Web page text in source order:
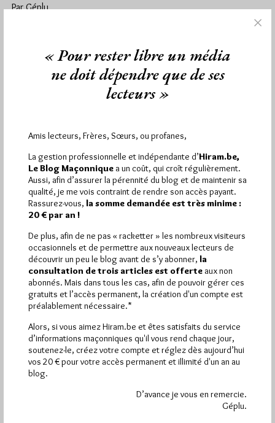
Par Géplu
Lu 322 fois
Alors que son opéra La Flûte enchantée est de nouveau joué à
l'Opéra Bastille, Le Bien Public nous apprend que…
Hier jeudi 6 août 2026, Hiram.be a reçu1 672 visites
2 608 pagesont été lues (Source : Pirsch.io)
Plus d’informations
Abonnement aux Newsletters - RSS
« Pour rester libre un média
ne doit dépendre que de ses
lecteurs »
Amis lecteurs, Frères, Sœurs, ou profanes,
La gestion professionnelle et indépendante d’Hiram.be,
Le Blog Maçonnique a un coût, qui croît régulièrement.
Aussi, afin d’assurer la pérennité du blog et de maintenir sa
qualité, je me vois contraint de rendre son accès payant.
Rassurez-vous, la somme demandée est très minime :
20 € par an !
De plus, afin de ne pas « racketter » les nombreux visiteurs
occasionnels et de permettre aux nouveaux lecteurs de
découvrir un peu le blog avant de s’y abonner, la
consultation de trois articles est offerte aux non
abonnés. Mais dans tous les cas, afin de pouvoir gérer ces
gratuits et l’accès permanent, la création d'un compte est
préalablement nécessaire.*
Alors, si vous aimez Hiram.be et êtes satisfaits du service
d’informations maçonniques qu'il vous rend chaque jour,
soutenez-le, créez votre compte et réglez dès aujourd’hui
vos 20 € pour votre accès permanent et illimité d'un an au
blog.
D’avance je vous en remercie.
Géplu.